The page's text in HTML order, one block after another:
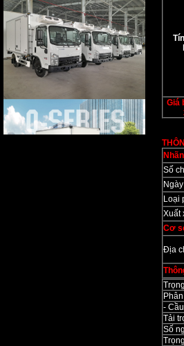
Giá
Số
Loại
Xuất
Cơ
Địa
-
Tải
Số